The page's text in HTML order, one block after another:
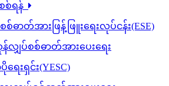
စ်ရန်
စ်ဓာတ်အားဖြန့်ဖြူးရေးလုပ်ငန်း(ESE)
လျှပ်စစ်ဓာတ်အားပေးရေး
ရေးရှင်း(YESC)